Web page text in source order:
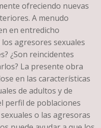
ofreciendo nuevas
A menudo
en entredicho
agresores sexuales
¿Son reincidentes
La presente obra
en las características
de adultos y de
perfil de poblaciones
o las agresoras